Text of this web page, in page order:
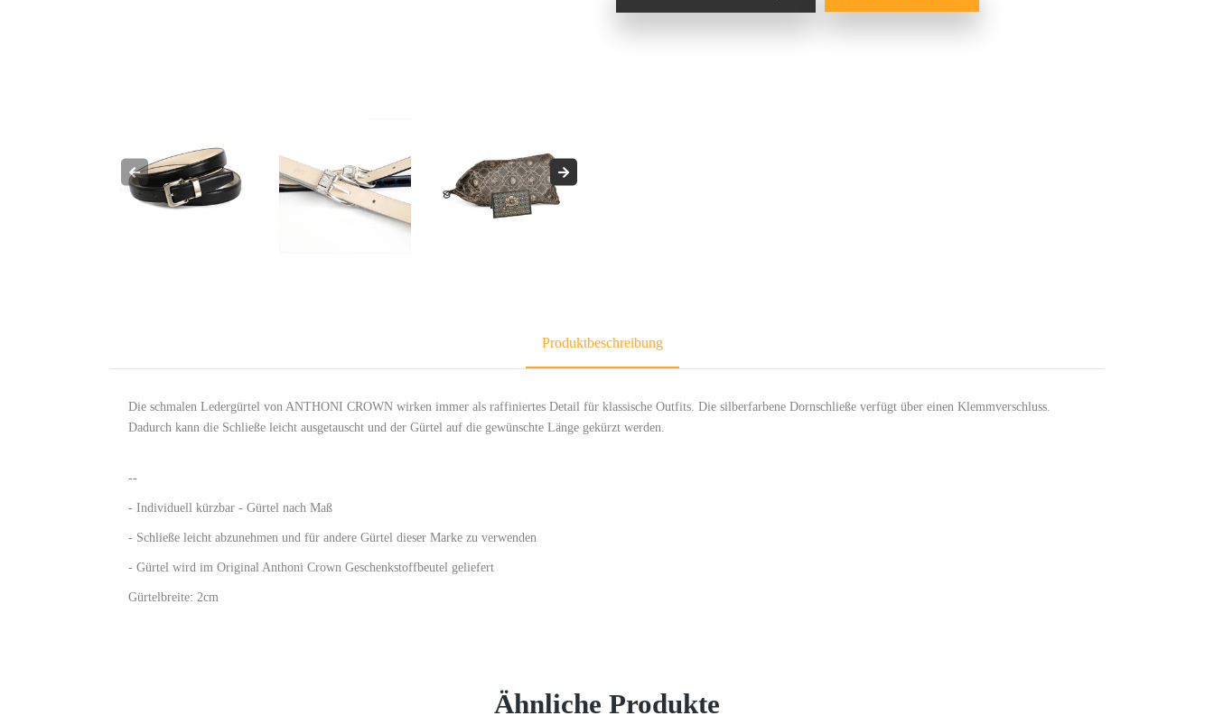
Produktbeschreibung
Die schmalen Ledergürtel von ANTHONI CROWN wirken immer als raffiniertes Detail für klassische Outfits. Die silberfarbene Dornschließe verfügt über einen Klemmverschluss.
Dadurch kann die Schließe leicht ausgetauscht und der Gürtel auf die gewünschte Länge gekürzt werden.
--
- Individuell kürzbar - Gürtel nach Maß
- Schließe leicht abzunehmen und für andere Gürtel dieser Marke zu verwenden
- Gürtel wird im Original Anthoni Crown Geschenkstoffbeutel geliefert
Gürtelbreite: 2cm
Ähnliche Produkte